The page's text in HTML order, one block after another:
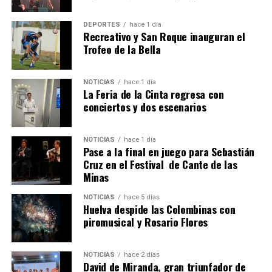
SEXTA CORRIDA DE LAS FIESTAS COLOMBINAS
2026
hace 5 días· Huelvatv
DEPORTES hace 1 día
Recreativo y San Roque inauguran el
Trofeo de la Bella
NOTICIAS hace 1 día
La Feria de la Cinta regresa con
conciertos y dos escenarios
NOTICIAS hace 1 día
Pase a la final en juego para Sebastián
Cruz en el Festival de Cante de las
Minas
NOTICIAS hace 5 días
Huelva despide las Colombinas con
piromusical y Rosario Flores
NOTICIAS hace 2 días
David de Miranda, gran triunfador de